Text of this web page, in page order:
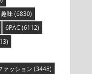
味(6830)
6PAC (6112)
ァッション (3448)